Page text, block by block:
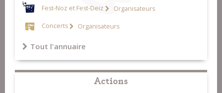
Fest-Noz et Fest-Deiz Organisateurs
Concerts Organisateurs
Tout l'annuaire
Actions